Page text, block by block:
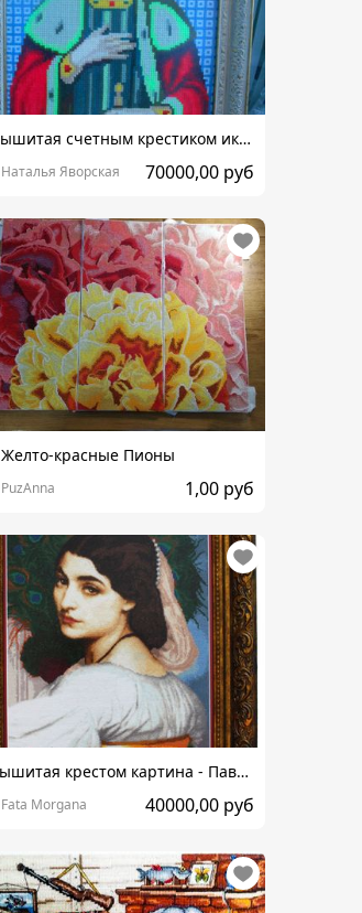
Вышитая счетным крестиком икона Александра Невского
Наталья Яворская 70000,00 руб
Желто-красные Пионы
PuzAnna 1,00 руб
Вышитая крестом картина - Павония (Pavonia) Frederic Leighton
Fata Morgana 40000,00 руб